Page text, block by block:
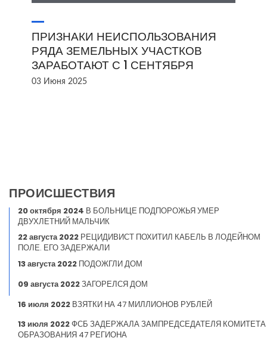
ПРИЗНАКИ НЕИСПОЛЬЗОВАНИЯ
РЯДА ЗЕМЕЛЬНЫХ УЧАСТКОВ
ЗАРАБОТАЮТ С 1 СЕНТЯБРЯ
03 Июня 2025
ПРОИСШЕСТВИЯ
20 октября 2024 В БОЛЬНИЦЕ ПОДПОРОЖЬЯ УМЕР
ДВУХЛЕТНИЙ МАЛЬЧИК
22 августа 2022 РЕЦИДИВИСТ ПОХИТИЛ КАБЕЛЬ В ЛОДЕЙНОМ
ПОЛЕ. ЕГО ЗАДЕРЖАЛИ
13 августа 2022 ПОДОЖГЛИ ДОМ
09 августа 2022ЗАГОРЕЛСЯ ДОМ
16 июля 2022 ВЗЯТКИ НА 47 МИЛЛИОНОВ РУБЛЕЙ
13 июля 2022ФСБ ЗАДЕРЖАЛА ЗАМПРЕДСЕДАТЕЛЯ КОМИТЕТА
ОБРАЗОВАНИЯ 47 РЕГИОНА